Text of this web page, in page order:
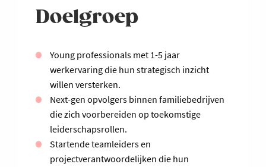
Doelgroep
Young professionals met 1-5 jaar
werkervaring die hun strategisch inzicht
willen versterken.
Next-gen opvolgers binnen familiebedrijven
die zich voorbereiden op toekomstige
leiderschapsrollen.
Startende teamleiders en
projectverantwoordelijken die hun